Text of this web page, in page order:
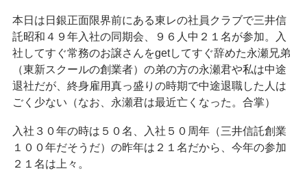
本日は日銀正面限界前にある東レの社員クラブで三井信
託昭和４９年入社の同期会、９６人中２１名が参加。入
社してすぐ常務のお譲さんをgetしてすぐ辞めた永瀬兄弟
（東新スクールの創業者）の弟の方の永瀬君や私は中途
退社だが、終身雇用真っ盛りの時期で中途退職した人は
ごく少ない（なお、永瀬君は最近亡くなった。合掌）
入社３０年の時は５０名、入社５０周年（三井信託創業
１００年だそうだ）の昨年は２１名だから、今年の参加
２１名は上々。